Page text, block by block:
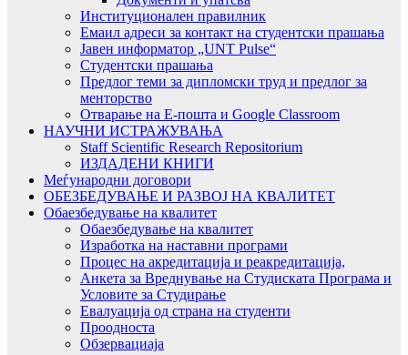
Институционален правилник
Емаил адреси за контакт на студентски прашања
Јавен информатор „UNT Pulse“
Студентски прашања
Предлог теми за дипломски труд и предлог за
менторство
Отварање на Е-пошта и Google Classroom
НАУЧНИ ИСТРАЖУВАЊА
Staff Scientific Research Repositorium
ИЗДАДЕНИ КНИГИ
Меѓународни договори
ОБЕЗБЕДУВАЊЕ И РАЗВОЈ НА КВАЛИТЕТ
Обаезбедување на квалитет
Обаезбедување на квалитет
Изработка на наставни програми
Процес на акредитација и реакредитација,
Анкета за Вреднување на Студиската Програма и
Условите за Студирање
Евалуација од страна на студенти
Проодноста
Обзервациаја